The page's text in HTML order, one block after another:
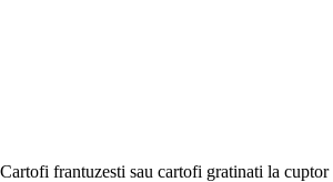
Cartofi frantuzesti sau cartofi gratinati la cuptor